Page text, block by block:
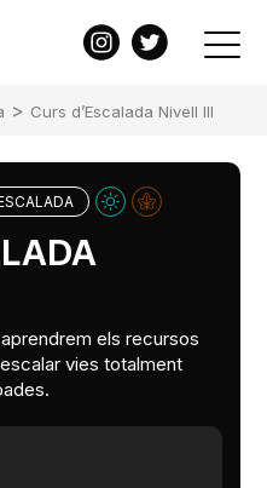
> Curs d’Escalada Nivell III
els recursos
vies totalment